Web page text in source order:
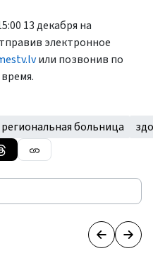
13 декабря на
электронное
или позвонив по
больница